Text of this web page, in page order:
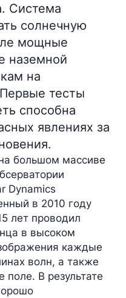
Система
солнечную
мощные
наземной
на
тесты
способна
явлениях за
большом массиве
Dynamics
в 2010 году
лет проводил
в высоком
каждые
волн, а также
поле. В результате